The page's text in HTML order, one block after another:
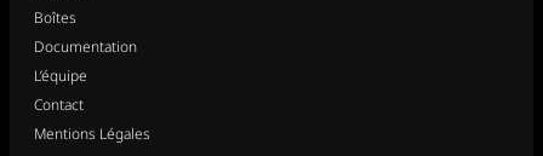
Boîtes
Documentation
L’équipe
Contact
Mentions Légales